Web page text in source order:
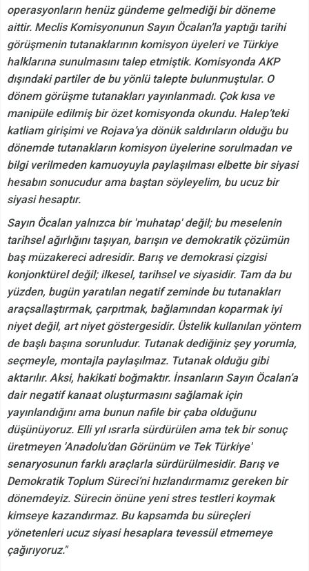
operasyonların henüz gündeme gelmediği bir döneme
aittir. Meclis Komisyonunun Sayın Öcalan’la yaptığı tarihi
görüşmenin tutanaklarının komisyon üyeleri ve Türkiye
halklarına sunulmasını talep etmiştik. Komisyonda AKP
dışındaki partiler de bu yönlü talepte bulunmuştular. O
dönem görüşme tutanakları yayınlanmadı. Çok kısa ve
manipüle edilmiş bir özet komisyonda okundu. Halep’teki
katliam girişimi ve Rojava’ya dönük saldırıların olduğu bu
dönemde tutanakların komisyon üyelerine sorulmadan ve
bilgi verilmeden kamuoyuyla paylaşılması elbette bir siyasi
hesabın sonucudur ama baştan söyleyelim, bu ucuz bir
siyasi hesaptır.
Sayın Öcalan yalnızca bir 'muhatap' değil; bu meselenin
tarihsel ağırlığını taşıyan, barışın ve demokratik çözümün
baş müzakereci adresidir. Barış ve demokrasi çizgisi
konjonktürel değil; ilkesel, tarihsel ve siyasidir. Tam da bu
yüzden, bugün yaratılan negatif zeminde bu tutanakları
araçsallaştırmak, çarpıtmak, bağlamından koparmak iyi
niyet değil, art niyet göstergesidir. Üstelik kullanılan yöntem
de başlı başına sorunludur. Tutanak dediğiniz şey yorumla,
seçmeyle, montajla paylaşılmaz. Tutanak olduğu gibi
aktarılır. Aksi, hakikati boğmaktır. İnsanların Sayın Öcalan’a
dair negatif kanaat oluşturmasını sağlamak için
yayınlandığını ama bunun nafile bir çaba olduğunu
düşünüyoruz. Elli yıl ısrarla sürdürülen ama tek bir sonuç
üretmeyen 'Anadolu’dan Görünüm ve Tek Türkiye'
senaryosunun farklı araçlarla sürdürülmesidir. Barış ve
Demokratik Toplum Süreci’ni hızlandırmamız gereken bir
dönemdeyiz. Sürecin önüne yeni stres testleri koymak
kimseye kazandırmaz. Bu kapsamda bu süreçleri
yönetenleri ucuz siyasi hesaplara tevessül etmemeye
çağırıyoruz."